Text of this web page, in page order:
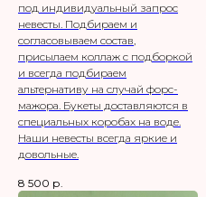
под индивидуальный запрос
невесты. Подбираем и
согласовываем состав,
присылаем коллаж с подборкой
и всегда подбираем
альтернативу на случай форс-
мажора. Букеты доставляются в
специальных коробах на воде.
Наши невесты всегда яркие и
довольные.
8 500 р.